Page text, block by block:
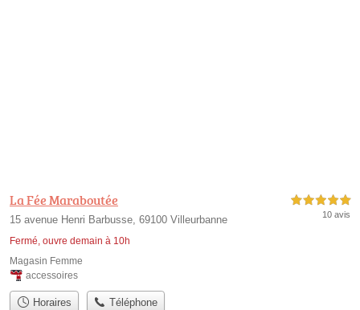
La Fée Maraboutée
15 avenue Henri Barbusse, 69100 Villeurbanne
Fermé, ouvre demain à 10h
5,0 étoiles sur 5
10 avis
Magasin Femme
accessoires
Horaires Téléphone